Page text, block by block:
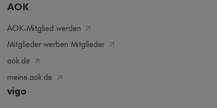
AOK
AOK-Mitglied werden
Mitglieder werben Mitglieder
aok.de
meine.aok.de
vigo